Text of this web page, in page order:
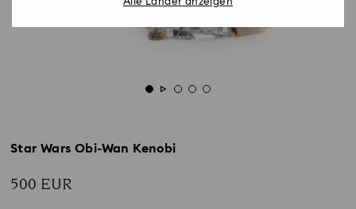
Star Wars Obi-Wan Kenobi
500 EUR